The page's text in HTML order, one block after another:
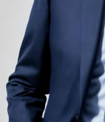
Pardoseala joacă
sunete, mai ales în
cameră și baie sau
proprietăți
zgomotului către
inferioare, un aspect
vechi, cu structuri
pentru izolare fonică